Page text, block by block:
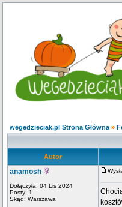
wegedzieciak.pl Strona Główna »
Autor
anamosh
Dołączyła: 04 Lis 2024
Posty: 1
Skąd: Warszawa